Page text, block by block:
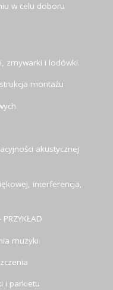
w celu doboru
zmywarki i lodówki.
montażu
akustycznej
interferencja,
muzyki
i parkietu